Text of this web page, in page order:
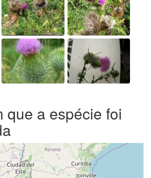
que a espécie foi